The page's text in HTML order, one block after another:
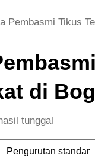
Pembasmi Tikus
di
tunggal